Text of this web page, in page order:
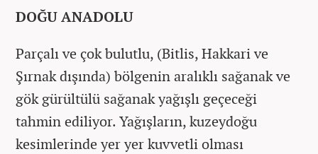
DOĞU ANADOLU
Parçalı ve çok bulutlu, (Bitlis, Hakkari ve
Şırnak dışında) bölgenin aralıklı sağanak ve
gök gürültülü sağanak yağışlı geçeceği
tahmin ediliyor. Yağışların, kuzeydoğu
kesimlerinde yer yer kuvvetli olması